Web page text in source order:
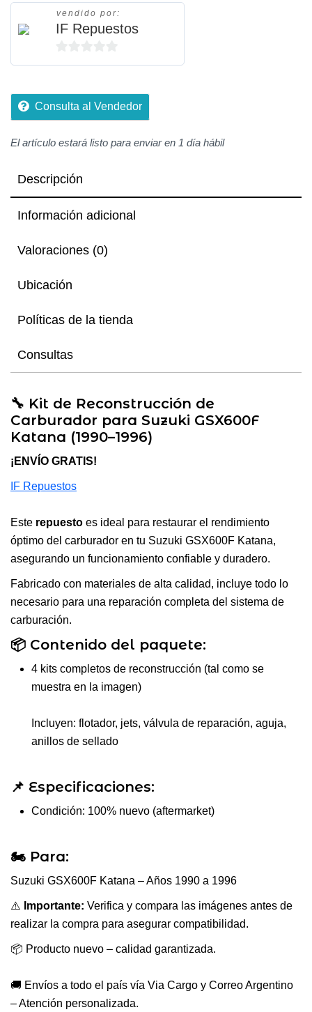
vendido por:
IF Repuestos
0
5
Consulta al Vendedor
El artículo estará listo para enviar en 1 día hábil
Descripción
Información adicional
Valoraciones (0)
Ubicación
Políticas de la tienda
Consultas
🔧 Kit de Reconstrucción de
Carburador para Suzuki GSX600F
Katana (1990–1996)
¡ENVÍO GRATIS!
IF Repuestos
Este repuesto es ideal para restaurar el rendimiento
óptimo del carburador en tu Suzuki GSX600F Katana,
asegurando un funcionamiento confiable y duradero.
Fabricado con materiales de alta calidad, incluye todo lo
necesario para una reparación completa del sistema de
carburación.
📦 Contenido del paquete:
4 kits completos de reconstrucción (tal como se
muestra en la imagen)
Incluyen: flotador, jets, válvula de reparación, aguja,
anillos de sellado
📌 Especificaciones:
Condición: 100% nuevo (aftermarket)
🏍️ Para:
Suzuki GSX600F Katana – Años 1990 a 1996
⚠️ Importante: Verifica y compara las imágenes antes de
realizar la compra para asegurar compatibilidad.
📦 Producto nuevo – calidad garantizada.
🚚 Envíos a todo el país vía Via Cargo y Correo Argentino
– Atención personalizada.